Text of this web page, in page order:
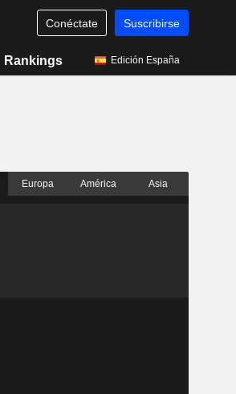
Conéctate Suscribirse
Rankings Edición España
Europa América Asia